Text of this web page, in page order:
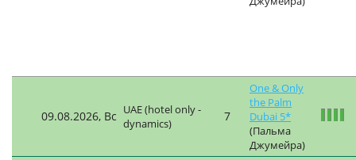
09.08.2026, Вс UAE (hotel only -
dynamics)
7
One & Only
the Palm
Dubai 5*
(Пальма
Джумейра)